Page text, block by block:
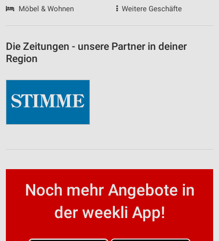
Möbel & Wohnen
Weitere Geschäfte
Die Zeitungen - unsere Partner in deiner
Region
Noch mehr Angebote in
der weekli App!